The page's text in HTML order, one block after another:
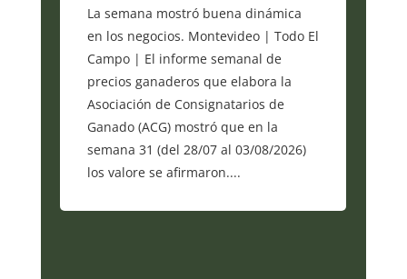
La semana mostró buena dinámica
en los negocios. Montevideo | Todo El
Campo | El informe semanal de
precios ganaderos que elabora la
Asociación de Consignatarios de
Ganado (ACG) mostró que en la
semana 31 (del 28/07 al 03/08/2026)
los valore se afirmaron....